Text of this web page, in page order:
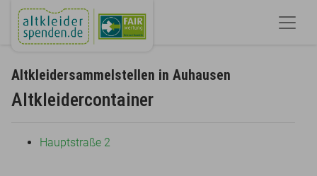
Altkleidersammelstellen in Auhausen
Altkleidercontainer
Hauptstraße 2